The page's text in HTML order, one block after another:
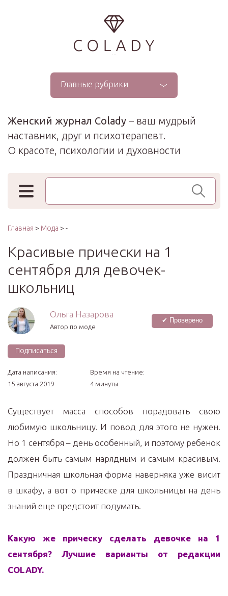
...
Главные рубрики
Женский журнал Colady – ваш мудрый
наставник, друг и психотерапевт.
О красоте, психологии и духовности
Поиск по сайту
Главная > Мода > -
Красивые прически на 1
сентября для девочек-
школьниц
Ольга Назарова
Автор по моде
✔ Проверено
Подписаться
Дата написания:
15 августа 2019
Время на чтение:
4 минуты
Существует масса способов порадовать свою
любимую школьницу. И повод для этого не нужен.
Но 1 сентября – день особенный, и поэтому ребенок
должен быть самым нарядным и самым красивым.
Праздничная школьная форма наверняка уже висит
в шкафу, а вот о прическе для школьницы на день
знаний еще предстоит подумать.
Какую же прическу сделать девочке на 1
сентября? Лучшие варианты от редакции
COLADY.